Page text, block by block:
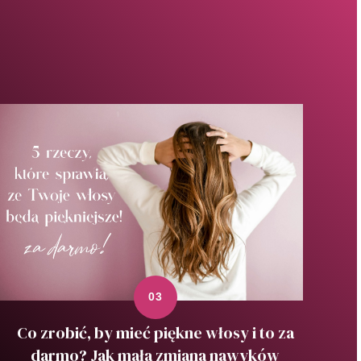
Co zrobić, by mieć piękne włosy i to za
darmo? Jak mała zmiana nawyków